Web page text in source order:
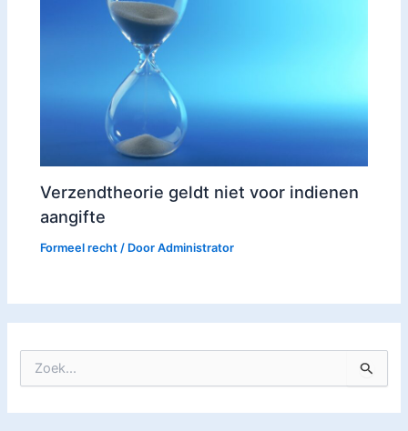
o
Verzendtheorie geldt niet voor indienen
aangifte
Formeel recht / DoorAdministrator